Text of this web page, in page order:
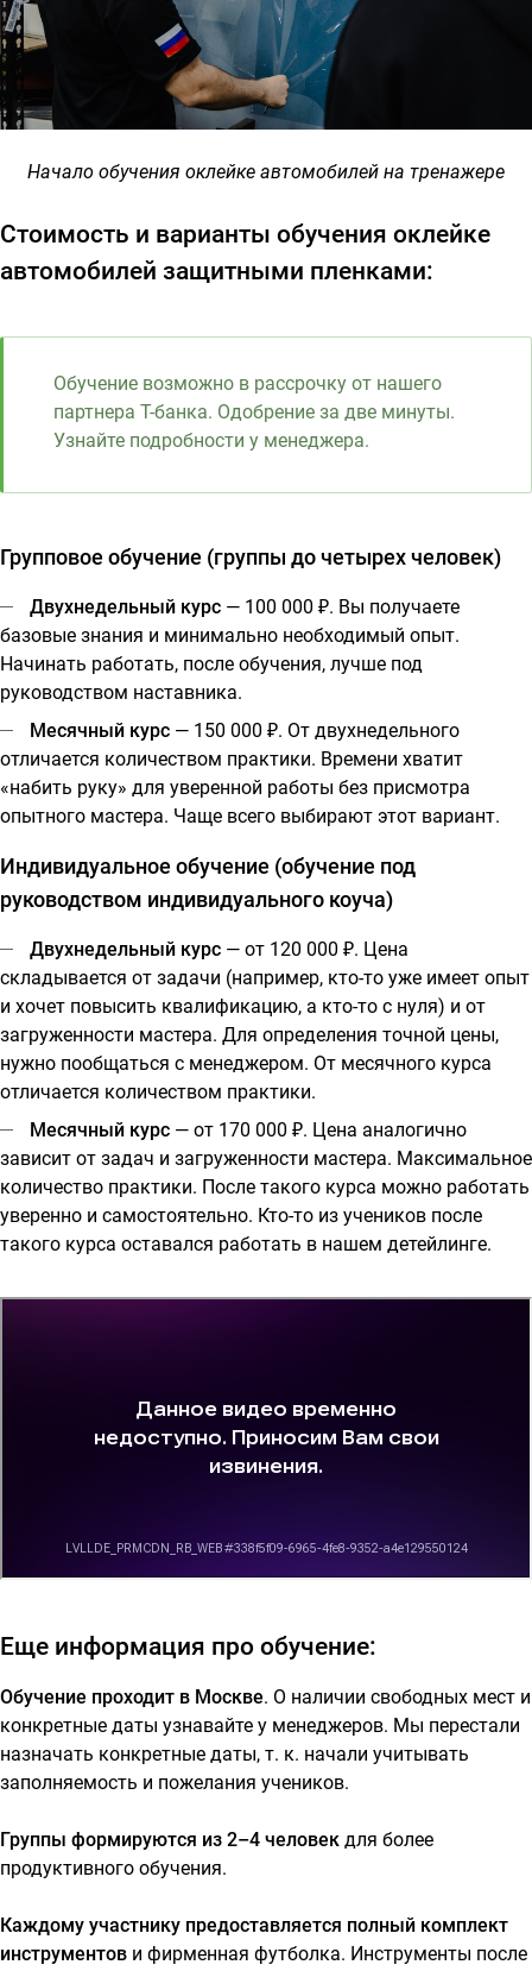
Начало обучения оклейке автомобилей на тренажере
Стоимость и варианты обучения оклейке
автомобилей защитными пленками:
Обучение возможно в рассрочку от нашего
партнера Т-банка. Одобрение за две минуты.
Узнайте подробности у менеджера.
Групповое обучение (группы до четырех человек)
Двухнедельный курс — 100 000 ₽. Вы получаете
базовые знания и минимально необходимый опыт.
Начинать работать, после обучения, лучше под
руководством наставника.
Месячный курс — 150 000 ₽. От двухнедельного
отличается количеством практики. Времени хватит
«набить руку» для уверенной работы без присмотра
опытного мастера. Чаще всего выбирают этот вариант.
Индивидуальное обучение (обучение под
руководством индивидуального коуча)
Двухнедельный курс — от 120 000 ₽. Цена
складывается от задачи (например, кто-то уже имеет опыт
и хочет повысить квалификацию, а кто-то с нуля) и от
загруженности мастера. Для определения точной цены,
нужно пообщаться с менеджером. От месячного курса
отличается количеством практики.
Месячный курс — от 170 000 ₽. Цена аналогично
зависит от задач и загруженности мастера. Максимальное
количество практики. После такого курса можно работать
уверенно и самостоятельно. Кто-то из учеников после
такого курса оставался работать в нашем детейлинге.
Еще информация про обучение:
Обучение проходит в Москве. О наличии свободных мест и
конкретные даты узнавайте у менеджеров. Мы перестали
назначать конкретные даты, т. к. начали учитывать
заполняемость и пожелания учеников.
Группы формируются из 2–4 человек для более
продуктивного обучения.
Каждому участнику предоставляется полный комплект
инструментов и фирменная футболка. Инструменты после